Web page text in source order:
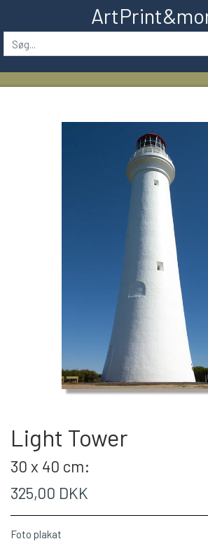
Light Tower
30 x 40 cm:
325,00 DKK
Foto plakat